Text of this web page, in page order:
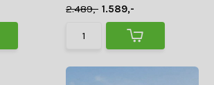
2.489,- 1.589,-